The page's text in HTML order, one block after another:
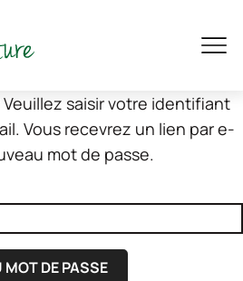
saisir votre identifiant
Vous recevrez un lien par e-
mot de passe.
DE PASSE